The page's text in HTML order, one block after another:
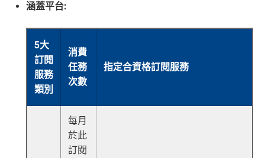
格簽賬，無再細分
唔計，所以可以放心簽。
#每1里賞金 ≈ HK$1，可兌換FPS轉數快回贈！詳情
es.hk/mmcredit AE Explorer Card優點
首年免年費而且
涵蓋平台:
5大
訂閱
服務
類別
消費
任務
次數
指定合資格訂閱服務
每月
於此
訂閱